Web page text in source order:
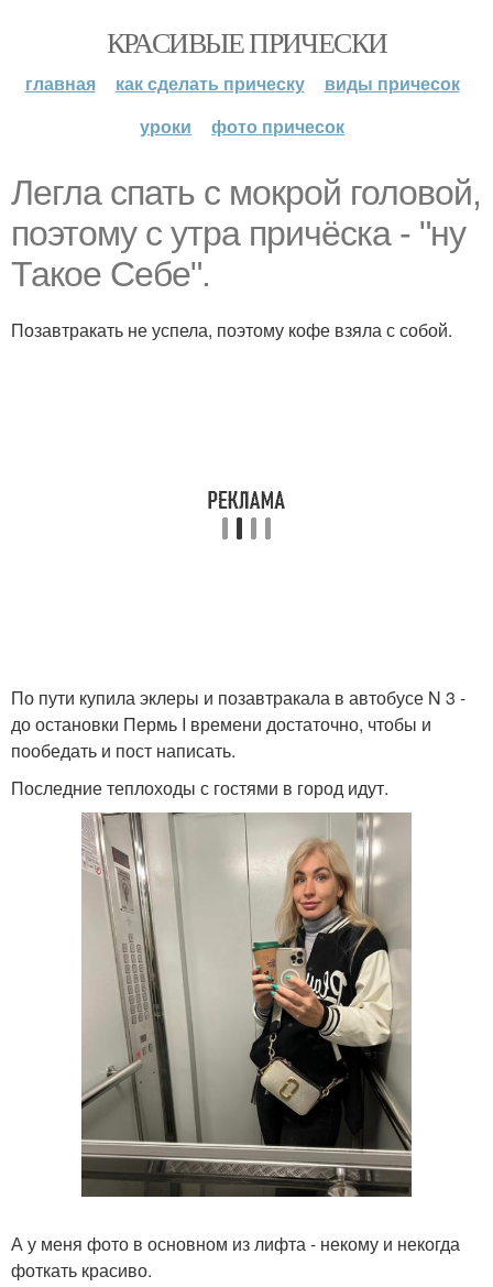
КРАСИВЫЕ ПРИЧЕСКИ
главная как сделать прическу
виды причесок
уроки
фото причесок
Легла спать с мокрой головой,
поэтому с утра причёска - "ну
Такое Себе".
Позавтракать не успела, поэтому кофе взяла с собой.
По пути купила эклеры и позавтракала в автобусе N 3 -
до остановки Пермь I времени достаточно, чтобы и
пообедать и пост написать.
Последние теплоходы с гостями в город идут.
А у меня фото в основном из лифта - некому и некогда
фоткать красиво.